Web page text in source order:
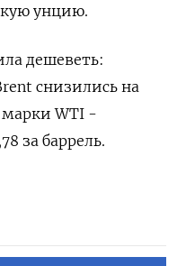
унцию.
дешеветь:
снизились на
марки WTI -
за баррель.